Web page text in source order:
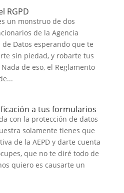
RGPD
un monstruo de dos
de la Agencia
de Datos esperando que te
sin piedad, y robarte tus
de eso, el Reglamento
a tus formularios
con la protección de datos
solamente tienes que
de la AEPD y darte cuenta
que no te diré todo de
quiero es causarte un